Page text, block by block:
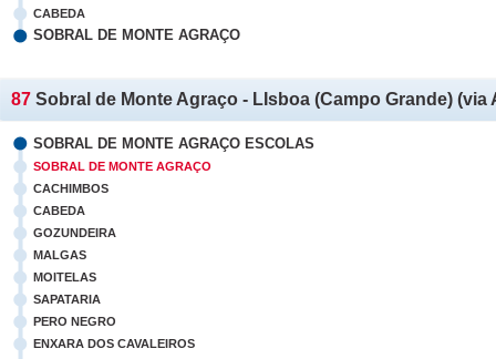
CABEDA
SOBRAL DE MONTE AGRAÇO
87 Sobral de Monte Agraço - LIsboa (Campo Grande) (via
SOBRAL DE MONTE AGRAÇO ESCOLAS
SOBRAL DE MONTE AGRAÇO
CACHIMBOS
CABEDA
GOZUNDEIRA
MALGAS
MOITELAS
SAPATARIA
PERO NEGRO
ENXARA DOS CAVALEIROS